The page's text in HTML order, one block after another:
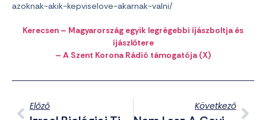
azoknak-akik-kepviselove-akarnak-valni/
Kerecsen – Magyarország egyik legrégebbi íjászboltja és
íjászlőtere
– A Szent Korona Rádió támogatója (X)
Előző Következő